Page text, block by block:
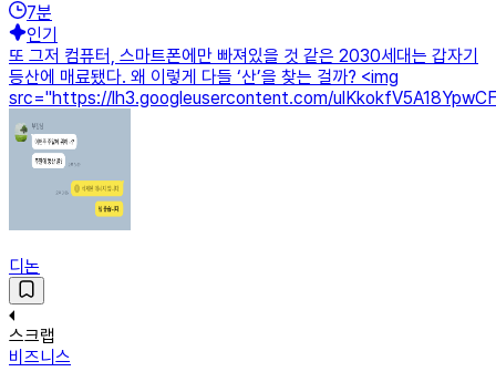
7분
인기
또 그저 컴퓨터, 스마트폰에만 빠져있을 것 같은 2030세대는 갑자기
등산에 매료됐다. 왜 이렇게 다들 ‘산’을 찾는 걸까? <img
src="https://lh3.googleusercontent.com/
디논
스크랩
비즈니스